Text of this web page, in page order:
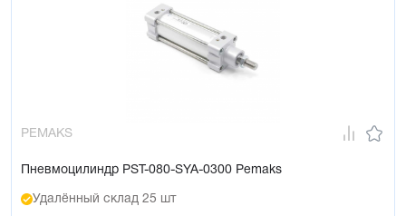
PEMAKS
Пневмоцилиндр PST-080-SYA-0300 Pemaks
Удалённый склад 25 шт